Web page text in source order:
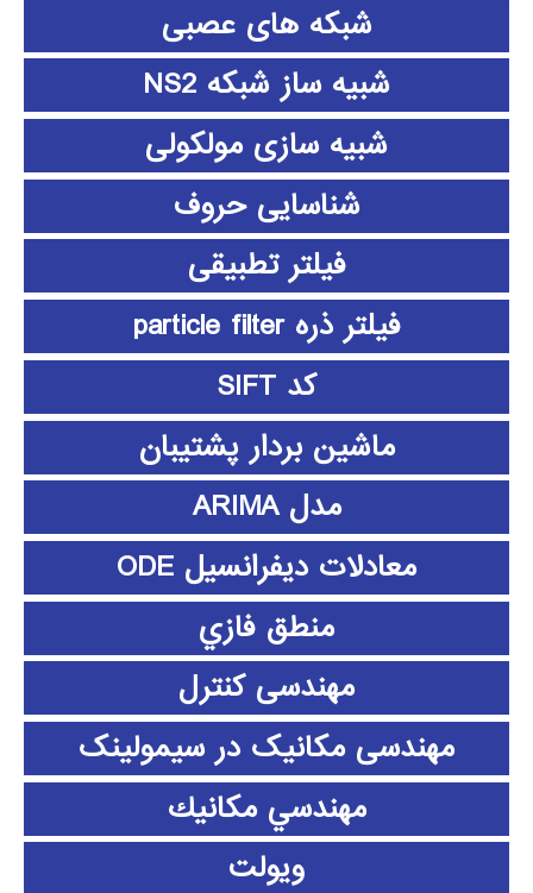
شبکه های عصبی
شبیه ساز شبکه NS2
شبیه سازی مولکولی
شناسایی حروف
فیلتر تطبیقی
فیلتر ذره particle filter
کد SIFT
ماشین بردار پشتیبان
مدل ARIMA
معادلات دیفرانسیل ODE
منطق فازي
مهندسی کنترل
مهندسی مکانیک در سیمولینک
مهندسي مكانيك
ویولت